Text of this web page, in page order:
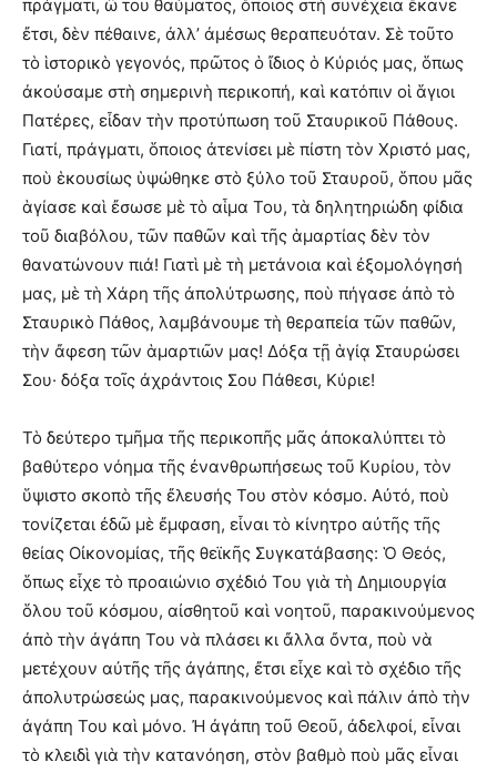
πράγματι, ὢ τοῦ θαύματος, ὅποιος στὴ συνέχεια ἔκανε
ἔτσι, δὲν πέθαινε, ἀλλ’ ἀμέσως θεραπευόταν. Σὲ τοῦτο
τὸ ἱστορικὸ γεγονός, πρῶτος ὁ ἴδιος ὁ Κύριός μας, ὅπως
ἀκούσαμε στὴ σημερινὴ περικοπή, καὶ κατόπιν οἱ ἅγιοι
Πατέρες, εἶδαν τὴν προτύπωση τοῦ Σταυρικοῦ Πάθους.
Γιατί, πράγματι, ὅποιος ἀτενίσει μὲ πίστη τὸν Χριστό μας,
ποὺ ἑκουσίως ὑψώθηκε στὸ ξύλο τοῦ Σταυροῦ, ὅπου μᾶς
ἁγίασε καὶ ἔσωσε μὲ τὸ αἷμα Του, τὰ δηλητηριώδη φίδια
τοῦ διαβόλου, τῶν παθῶν καὶ τῆς ἁμαρτίας δὲν τὸν
θανατώνουν πιά! Γιατὶ μὲ τὴ μετάνοια καὶ ἐξομολόγησή
μας, μὲ τὴ Χάρη τῆς ἀπολύτρωσης, ποὺ πήγασε ἀπὸ τὸ
Σταυρικὸ Πάθος, λαμβάνουμε τὴ θεραπεία τῶν παθῶν,
τὴν ἄφεση τῶν ἁμαρτιῶν μας! Δόξα τῇ ἁγίᾳ Σταυρώσει
Σου· δόξα τοῖς ἀχράντοις Σου Πάθεσι, Κύριε!
Τὸ δεύτερο τμῆμα τῆς περικοπῆς μᾶς ἀποκαλύπτει τὸ
βαθύτερο νόημα τῆς ἐνανθρωπήσεως τοῦ Κυρίου, τὸν
ὕψιστο σκοπὸ τῆς ἔλευσής Του στὸν κόσμο. Αὐτό, ποὺ
τονίζεται ἐδῶ μὲ ἔμφαση, εἶναι τὸ κίνητρο αὐτῆς τῆς
θείας Οἰκονομίας, τῆς θεϊκῆς Συγκατάβασης: Ὁ Θεός,
ὅπως εἶχε τὸ προαιώνιο σχέδιό Του γιὰ τὴ Δημιουργία
ὅλου τοῦ κόσμου, αἰσθητοῦ καὶ νοητοῦ, παρακινούμενος
ἀπὸ τὴν ἀγάπη Του νὰ πλάσει κι ἄλλα ὄντα, ποὺ νὰ
μετέχουν αὐτῆς τῆς ἀγάπης, ἔτσι εἶχε καὶ τὸ σχέδιο τῆς
ἀπολυτρώσεώς μας, παρακινούμενος καὶ πάλιν ἀπὸ τὴν
ἀγάπη Του καὶ μόνο. Ἠ ἀγάπη τοῦ Θεοῦ, ἀδελφοί, εἶναι
τὸ κλειδὶ γιὰ τὴν κατανόηση, στὸν βαθμὸ ποὺ μᾶς εἶναι